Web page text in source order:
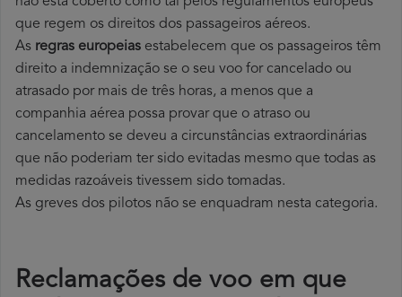
que regem os direitos dos passageiros aéreos.
As regras europeias estabelecem que os passageiros têm
direito a indemnização se o seu voo for cancelado ou
atrasado por mais de três horas, a menos que a
companhia aérea possa provar que o atraso ou
cancelamento se deveu a circunstâncias extraordinárias
que não poderiam ter sido evitadas mesmo que todas as
medidas razoáveis tivessem sido tomadas.
As greves dos pilotos não se enquadram nesta categoria.
Reclamações de voo em que